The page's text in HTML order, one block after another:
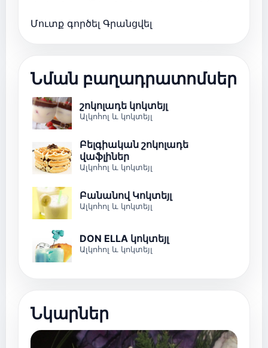
Մուտք գործել Գրանցվել
Նման բաղադրատոմսեր
շոկոլադե կոկտեյլ
Ալկոհոլ և կոկտեյլ
Բելգիական շոկոլադե
վաֆլիներ
Ալկոհոլ և կոկտեյլ
Բանանով Կոկտեյլ
Ալկոհոլ և կոկտեյլ
DON ELLA կոկտեյլ
Ալկոհոլ և կոկտեյլ
Նկարներ